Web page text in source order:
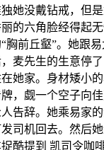
她没戴钻戒，但
的六角脸经得起
胸前丘壑”。她跟
麦先生的生意停
她家。身材矮小的
，觑一个空子向
告辞。她乘易家
司机回去。然后
酷提到 凯司令咖